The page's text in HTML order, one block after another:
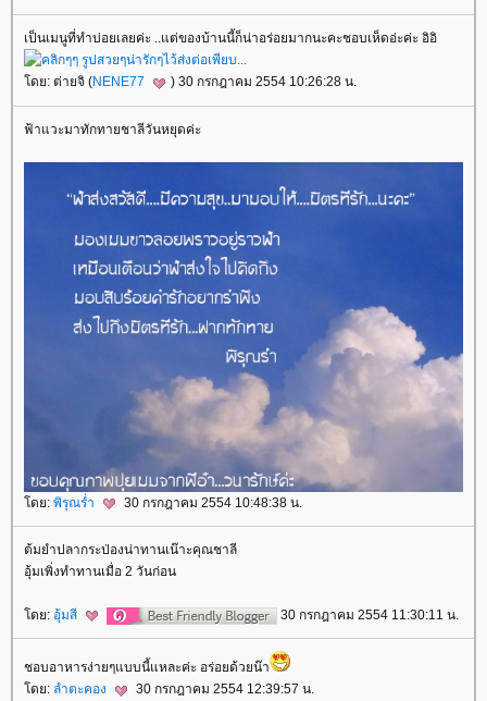
เป็นเมนูที่ทำบ่อยเลยค่ะ ..แต่ของบ้านนี้ก็น่าอร่อยมากนะคะชอบเห็ดอ่ะค่ะ อิอิ
ดย: ต่ายจิ (NENE77 ) 30 กรกฎาคม 2554 10:26:28 น.
ฟ้าแวะมาทักทายชาลีวันหยุดค่ะ
ดย: พิรุณร่ำ 30 กรกฎาคม 2554 10:48:38 น.
ต้มยำปลากระป่องน่าทานเน๊าะคุณชาลี
อุ้มเพิ่งทำทานเมื่อ 2 วันก่อน
ดย: อุ้มสี 30 กรกฎาคม 2554 11:30:11 น.
ชอบอาหารง่ายๆแบบนี้แหละค่ะ อร่อยด้วยน๊า
ดย: ลำตะคอง 30 กรกฎาคม 2554 12:39:57 น.